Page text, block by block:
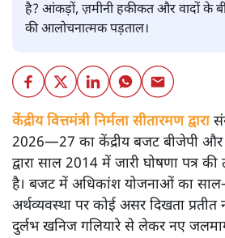
है? आंकड़ों, ज़मीनी हकीकत और वादों के
की आलोचनात्मक पड़ताल।
केंद्रीय वित्तमंत्री निर्मला सीतारमण द्वारा
2026—27 का केंद्रीय बजट बीजेपी और
द्वारा साल 2014 में जारी घोषणा पत्र
है। बजट में अधिकांश योजनाओं का
अर्थव्यवस्था पर कोई असर दिखता
दुर्लभ खनिज गलियारे से लेकर नए